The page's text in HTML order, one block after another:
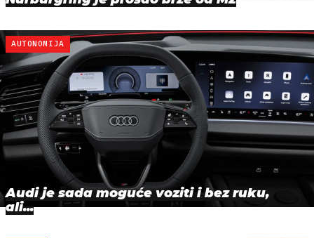
AUTONOMIJA
Audi je sada moguće voziti i bez ruku,
ali...